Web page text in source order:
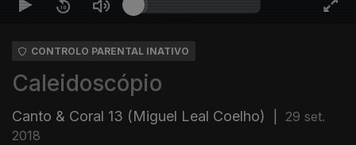
CONTROLO PARENTAL INATIVO
Caleidoscópio
Canto & Coral 13 (Miguel Leal Coelho)
29 set.
2018